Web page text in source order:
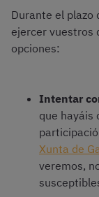
Durante el plazo
ejercer vuestros
opciones:
Intentar
que hayáis
Xunta de
veremos,